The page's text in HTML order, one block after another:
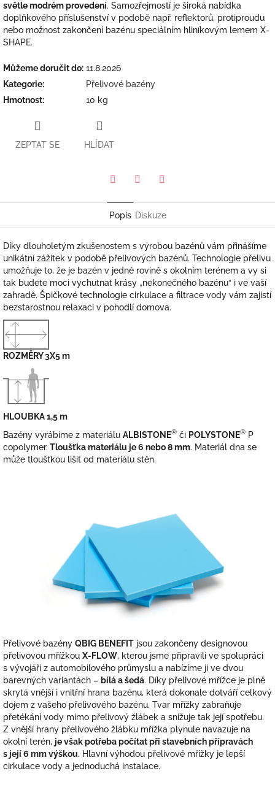
světle modrém provedení. Samozřejmostí je široká nabídka
doplňkového příslušenství v podobě např. reflektorů, protiproudu
nebo možnost zakončení bazénu speciálním hliníkovým lemem X-
SHAPE.
Můžeme doručit do: 11.8.2026
Kategorie:
Přelivové bazény
Hmotnost: 10 kg
ZEPTAT SE HLÍDAT
Popis Diskuze
Díky dlouholetým zkušenostem s výrobou bazénů vám přinášíme
unikátní zážitek v podobě přelivových bazénů. Technologie přelivu
umožňuje to, že je bazén v jedné rovině s okolním terénem a vy si
tak budete moci vychutnat krásy „nekonečného bazénu“ i ve vaší
zahradě. Špičkové technologie cirkulace a filtrace vody vám zajistí
bezstarostnou relaxaci v pohodlí domova.
ROZMĚRY 3X5 m
HLOUBKA 1,5 m
Bazény vyrábíme z materiálu ALBISTONE® či POLYSTONE® P
copolymer. Tloušťka materiálu je 6 nebo 8 mm. Materiál dna se
může tloušťkou lišit od materiálu stěn.
Přelivové bazény QBIG BENEFIT jsou zakončeny designovou
přelivovou mřížkou X-FLOW, kterou jsme připravili ve spolupráci
s vývojáři z automobilového průmyslu a nabízíme ji ve dvou
barevných variantách – bílá a šedá. Díky přelivové mřížce je plně
skrytá vnější i vnitřní hrana bazénu, která dokonale dotváří celkový
dojem z vašeho přelivového bazénu. Tvar mřížky zabraňuje
přetékání vody mimo přelivový žlábek a snižuje tak její spotřebu.
Z vnější hrany přelivového žlábku mřížka plynule navazuje na
okolní terén, je však potřeba počítat při stavebních přípravách
s její 6 mm výškou. Hlavní výhodou přelivové mřížky je lepší
cirkulace vody a jednoduchá instalace.